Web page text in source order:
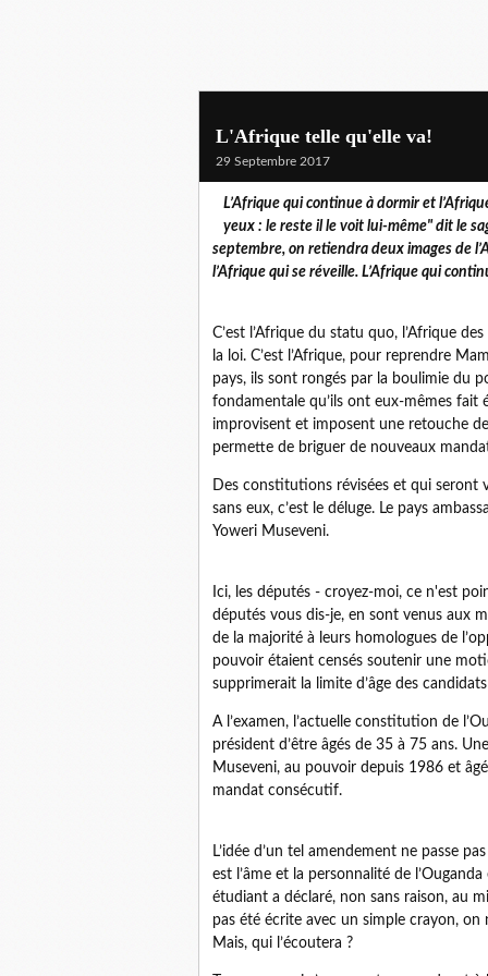
L'Afrique telle qu'elle va!
29 Septembre 2017
L’Afrique qui continue à dormir et
yeux : le reste il le voit lui-même" dit le
septembre, on retiendra deux images de
l’Afrique qui se réveille. L’Afrique qui
C’est l’Afrique du statu quo, l’Afrique
la loi. C’est l’Afrique, pour reprendre
pays, ils sont rongés par la boulimie du
fondamentale qu’ils ont eux-mêmes fait
improvisent et imposent une retouche
permette de briguer de nouveaux
Des constitutions révisées et qui seront
sans eux, c’est le déluge. Le pays
Yoweri Museveni.
Ici, les députés - croyez-moi, ce n'est
députés vous dis-je, en sont venus aux
de la majorité à leurs homologues de
pouvoir étaient censés soutenir une
supprimerait la limite d’âge des
A l’examen, l’actuelle constitution de
président d’être âgés de 35 à 75 ans.
Museveni, au pouvoir depuis 1986 et
mandat consécutif.
L’idée d’un tel amendement ne passe
est l’âme et la personnalité de
étudiant a déclaré, non sans raison, au
pas été écrite avec un simple crayon, on
Mais, qui l’écoutera ?